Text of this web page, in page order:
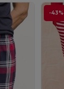
-43%